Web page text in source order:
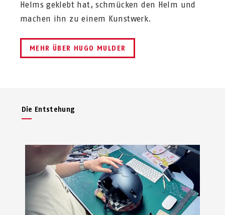
Helms geklebt hat, schmücken den Helm und
machen ihn zu einem Kunstwerk.
MEHR ÜBER HUGO MULDER
Die Entstehung